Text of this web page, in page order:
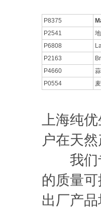
P8375
P2541
P6808
P2163
P4660
P0554
上海纯
户在天
我们专
的质量
出厂产